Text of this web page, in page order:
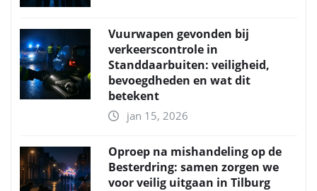
Vuurwapen gevonden bij
verkeerscontrole in
Standdaarbuiten: veiligheid,
bevoegdheden en wat dit
betekent
jan 15, 2026
Oproep na mishandeling op de
Besterdring: samen zorgen we
voor veilig uitgaan in Tilburg